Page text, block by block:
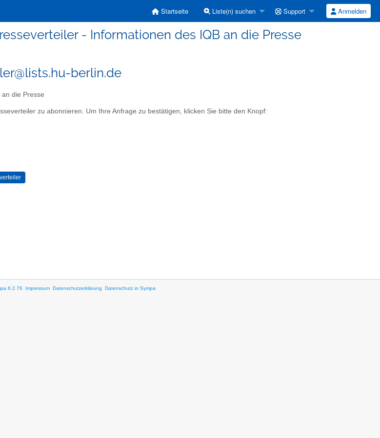
Startseite Liste(n) suchen Support Anmelden
- Informationen des IQB an die Presse
berlin.de
die Presse
zu abonnieren. Um Ihre Anfrage zu bestätigen, klicken Sie bitte den Knopf:
6.2.76 Impressum Datenschutzerklärung Datenschutz in Sympa